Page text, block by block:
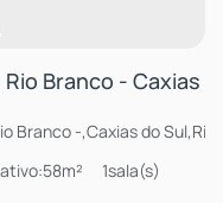
Branco - Caxias
Branco ,Caxias do Sul,Rio
58m² 1sala(s)